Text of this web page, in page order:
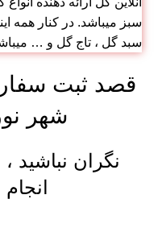
سبز میباشد. در کنار همه
سبد گل ، تاج گل و …
قصد ثبت
شهر
نگران نباشید ،